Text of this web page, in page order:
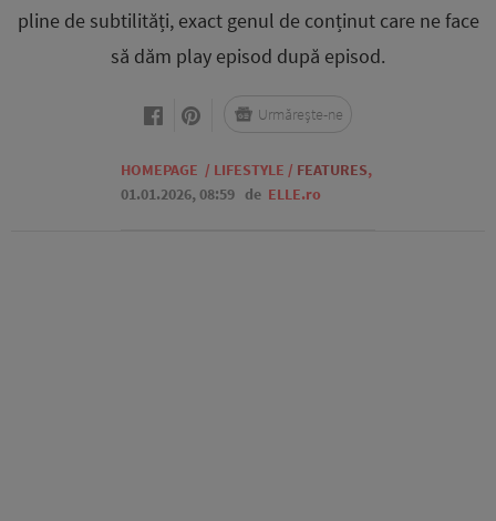
pline de subtilități, exact genul de conținut care ne face
să dăm play episod după episod.
HOMEPAGE / LIFESTYLE / FEATURES,
01.01.2026, 08:59 de ELLE.ro
Urmărește-ne